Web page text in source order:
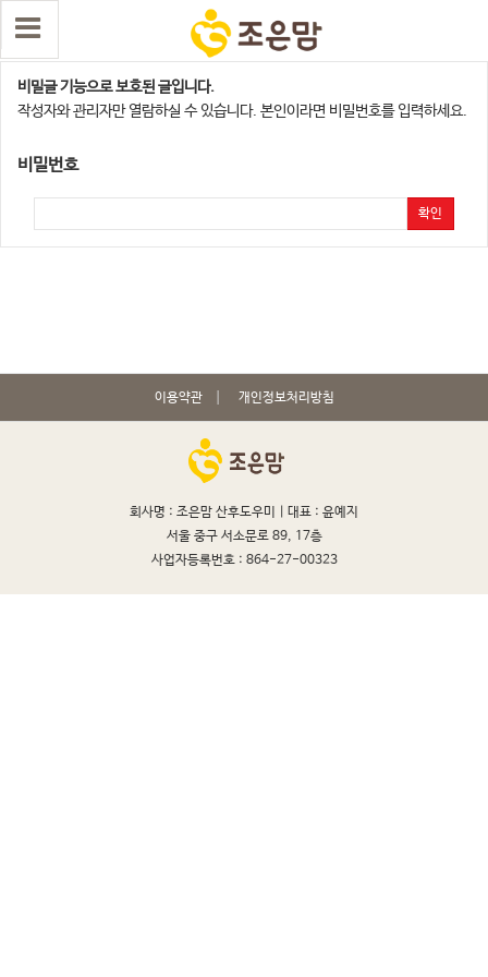
오산지사
비밀글 기능으로 보호된 글입니다.
작성자와 관리자만 열람하실 수 있습니다. 본인이라면 비밀번호를 입력하세요.
비밀번호
확인
이용약관 개인정보처리방침
회사명 : 조은맘 산후도우미 | 대표 : 윤예지
서울 중구 서소문로 89, 17층
사업자등록번호 : 864-27-00323